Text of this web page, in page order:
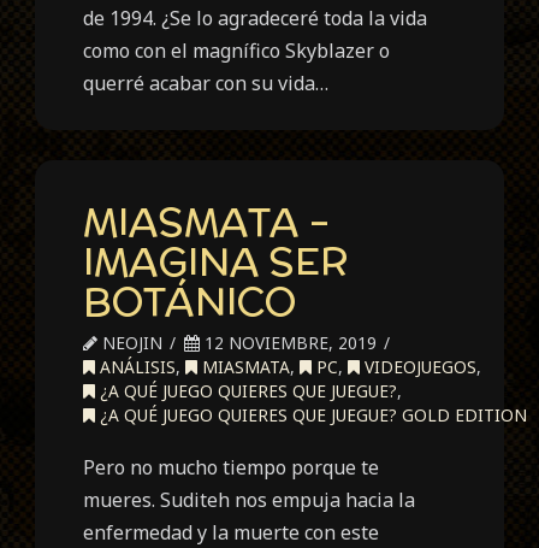
de 1994. ¿Se lo agradeceré toda la vida
como con el magnífico Skyblazer o
querré acabar con su vida…
MIASMATA –
IMAGINA SER
BOTÁNICO
NEOJIN
12 NOVIEMBRE, 2019
ANÁLISIS, MIASMATA, PC, VIDEOJUEGOS,
¿A QUÉ JUEGO QUIERES QUE JUEGUE?,
¿A QUÉ JUEGO QUIERES QUE JUEGUE? GOLD EDITION
Pero no mucho tiempo porque te
mueres. Suditeh nos empuja hacia la
enfermedad y la muerte con este